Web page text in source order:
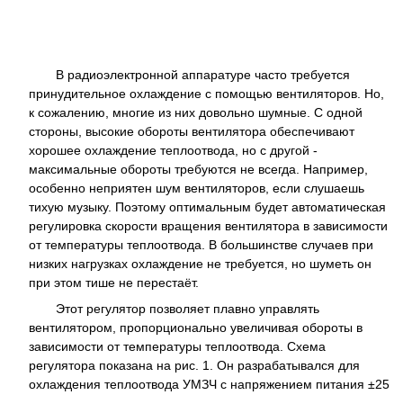
В радиоэлектронной аппаратуре часто требуется
принудительное охлаждение с помощью вентиляторов. Но,
к сожалению, многие из них довольно шумные. С одной
стороны, высокие обороты вентилятора обеспечивают
хорошее охлаждение теплоотвода, но с другой -
максимальные обороты требуются не всегда. Например,
особенно неприятен шум вентиляторов, если слушаешь
тихую музыку. Поэтому оптимальным будет автоматическая
регулировка скорости вращения вентилятора в зависимости
от температуры теплоотвода. В большинстве случаев при
низких нагрузках охлаждение не требуется, но шуметь он
при этом тише не перестаёт.
Этот регулятор позволяет плавно управлять
вентилятором, пропорционально увеличивая обороты в
зависимости от температуры теплоотвода. Схема
регулятора показана на рис. 1. Он разрабатывался для
охлаждения теплоотвода УМЗЧ с напряжением питания ±25